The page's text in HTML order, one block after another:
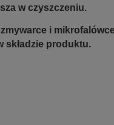
w czyszczeniu.
i
składzie produktu.